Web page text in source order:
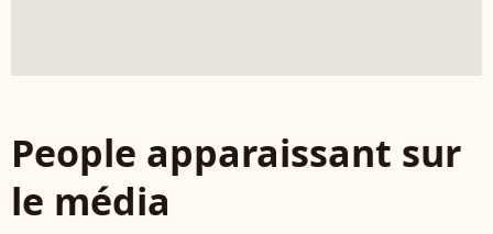
People apparaissant sur
le média